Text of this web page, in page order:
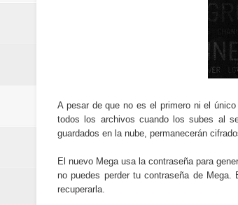
A pesar de que no es el primero ni el
todos los archivos cuando los subes al
guardados en la nube, permanecerán
El nuevo Mega usa la contraseña para
no puedes perder tu contraseña de
recuperarla.